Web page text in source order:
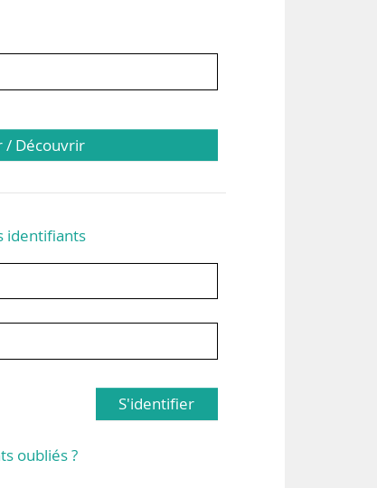
/ Découvrir
identifiants
S'identifier
oubliés ?